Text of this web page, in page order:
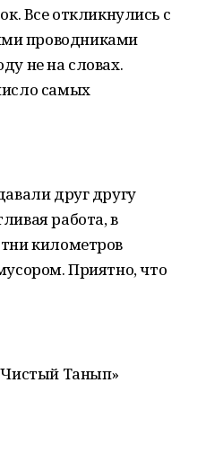
Все откликнулись с
проводниками
не на словах.
самых
друг другу
работа, в
километров
Приятно, что
Танып»